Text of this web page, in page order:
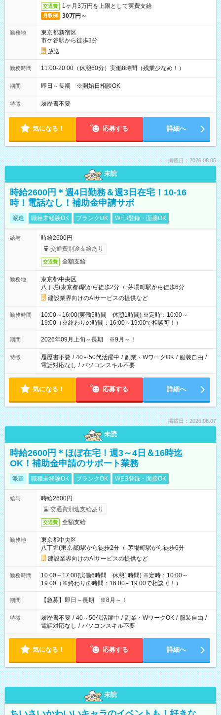
交通費 1ヶ月3万円を上限として実費支給
月収例 30万円～
勤務地
東京都新宿区
市ケ谷駅から徒歩3分
放送
勤務時間 11:00-20:00（休憩60分）実働8時間（残業少なめ！）
期間 即日～長期 ※開始日相談OK
特徴 履歴書不要
気になる！ 応募する 詳細へ
掲載日：2026.08.05
未読
時給2600円＊週4日勤務＆週3日在宅！10-16
時！電話なし！補助金申請サポ
派遣 職種未経験OK ブランクOK WEB登録・面接OK
給与
時給2600円
交通費別途支給あり
交通費 全額支給
勤務地
東京都中央区
八丁堀(東京都)駅から徒歩2分 / 茅場町駅から徒歩6分
建設業界向けのAIサービスの提供など
勤務時間
10:00～16:00(実働5時間 休憩1時間) ※定時：10:00～
19:00（※終わりの時間：16:00～19:00で相談可！）
期間 2026年09月上旬～長期 ※9月～！
特徴 履歴書不要 / 40～50代活躍中 / 副業・WワークOK / 服装自由 /
電話対応なし / パソコンスキル不要
気になる！ 応募する 詳細へ
掲載日：2026.08.07
未読
時給2600円＊ほぼ在宅！週3～4日＆16時迄
OK！補助金申請のサポート業務
派遣 職種未経験OK ブランクOK WEB登録・面接OK
給与
時給2600円
交通費別途支給あり
交通費 全額支給
勤務地
東京都中央区
八丁堀(東京都)駅から徒歩2分 / 茅場町駅から徒歩6分
建設業界向けのAIサービスの提供など
勤務時間
10:00～17:00(実働6時間 休憩1時間) ※定時：10:00～
19:00（※終わりの時間：16:00～19:00で相談可！）
期間 【急募】即日～長期 ※8月～！
特徴 履歴書不要 / 40～50代活躍中 / 副業・WワークOK / 服装自由 /
電話対応なし / パソコンスキル不要
気になる！ 応募する 詳細へ
未読